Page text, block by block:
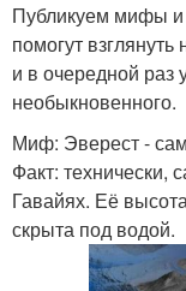
Публикуем мифы
помогут
и в очередной раз
необыкновенного.
Миф: Эверест -
Факт: технически,
Гавайях. Её
скрыта под водой.